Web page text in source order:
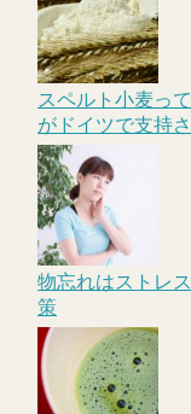
スペルト小麦っ
がドイツで支持
物忘れはストレ
策